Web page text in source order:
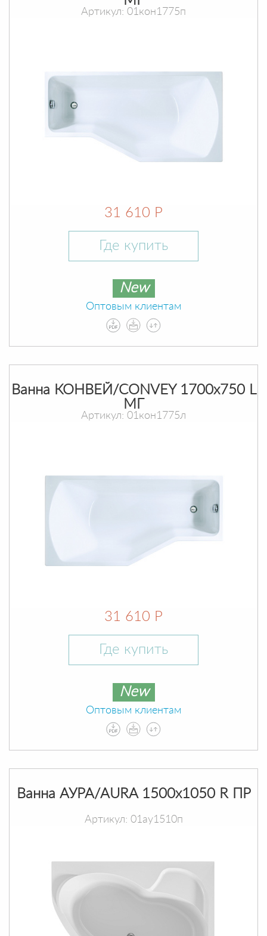
Артикул: 01кон1775п
31 610 Р
Где купить
New
Оптовым клиентам
Ванна КОНВЕЙ/CONVEY 1700х750 L
МГ
Артикул: 01кон1775л
31 610 Р
Где купить
New
Оптовым клиентам
Ванна АУРА/AURA 1500х1050 R ПР
Артикул: 01ау1510п